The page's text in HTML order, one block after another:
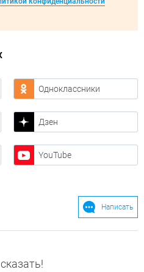
Одноклассники
Дзен
YouTube
Написать